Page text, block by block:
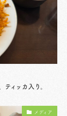
ィッカ入り。
メディア